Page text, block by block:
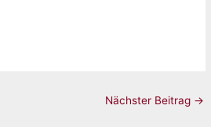
Nächster Beitrag →